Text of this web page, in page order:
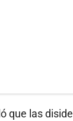
que las